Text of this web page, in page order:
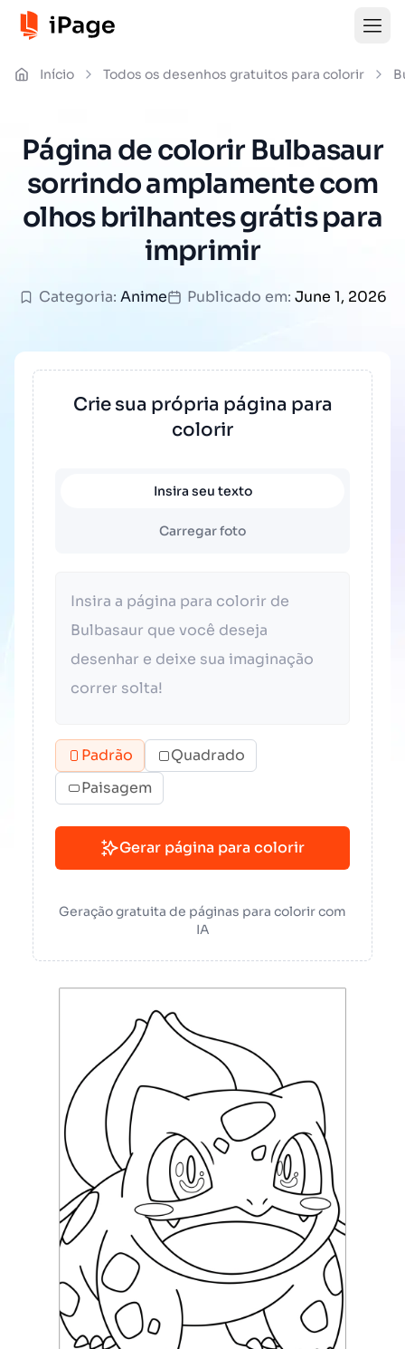
Início Todos os desenhos gratuitos para colorir
Página de colorir Bulbasaur
sorrindo amplamente com
olhos brilhantes grátis para
imprimir
Categoria: Anime Publicado em: June 1, 2026
Crie sua própria página para
colorir
Insira seu texto
Carregar foto
Padrão
Quadrado
Paisagem
Gerar página para colorir
Geração gratuita de páginas para colorir com
IA